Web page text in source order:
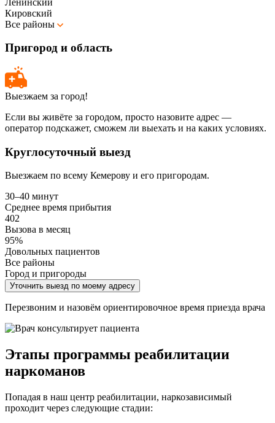
Кировский
Все районы
Пригород и область
Выезжаем за город!
Если вы живёте за городом, просто назовите адрес —
оператор подскажет, сможем ли выехать и на каких условиях.
Круглосуточный выезд
Выезжаем по всему Кемерову и его пригородам.
30–40 минут
Среднее время прибытия
402
Вызова в месяц
95%
Довольных пациентов
Все районы
Город и пригороды
Уточнить выезд по моему адресу
Перезвоним и назовём ориентировочное время приезда врача
Этапы программы реабилитации
наркоманов
Попадая в наш центр реабилитации, наркозависимый
проходит через следующие стадии: